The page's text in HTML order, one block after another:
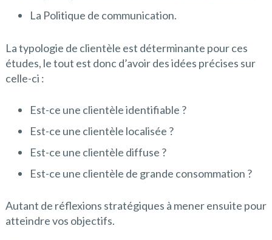
La Politique de communication.
La typologie de clientèle est déterminante pour ces
études, le tout est donc d’avoir des idées précises sur
celle-ci :
Est-ce une clientèle identifiable ?
Est-ce une clientèle localisée ?
Est-ce une clientèle diffuse ?
Est-ce une clientèle de grande consommation ?
Autant de réflexions stratégiques à mener ensuite pour
atteindre vos objectifs.